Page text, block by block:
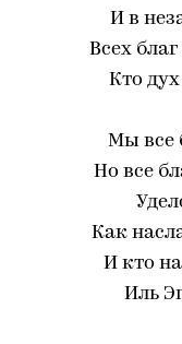
И в
Всех
Кто
Мы все
Но все
Как
И кто
Иль